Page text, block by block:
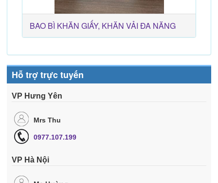
BAO BÌ KHĂN GIẤY, KHĂN VẢI ĐA NĂNG
Hỗ trợ trực tuyến
VP Hưng Yên
Mrs Thu
0977.107.199
VP Hà Nội